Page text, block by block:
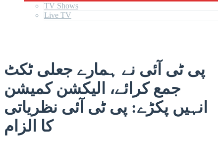
TV Shows
Live TV
پی ٹی آئی نے ہمارے جعلی ٹکٹ
جمع کرائے، الیکشن کمیشن
انہیں پکڑے: پی ٹی آئی نظریاتی
کا الزام